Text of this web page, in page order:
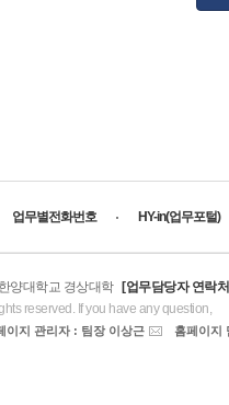
업무별전화번호 HY-in(업무포털)
양대학교 경상대학
[업무담당자 연락
reserved. If you have any question,
이지 관리자 : 팀장 이상근 홈페이지